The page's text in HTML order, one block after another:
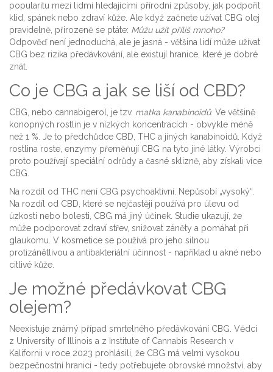
popularitu mezi lidmi hledajícími přírodní způsoby, jak podpořit
klid, spánek nebo zdraví kůže. Ale když začnete užívat CBG olej
pravidelně, přirozeně se ptáte: Můžu užít příliš mnoho?
Odpověď není jednoduchá, ale je jasná - většina lidí může užívat
CBG bez rizika předávkování, ale existují hranice, které je dobré
znát.
Co je CBG a jak se liší od CBD?
CBG, nebo cannabigerol, je tzv. matka kanabinoidů. Ve většině
konopných rostlin je v nízkých koncentracích - obvykle méně
než 1 %. Je to předchůdce CBD, THC a jiných kanabinoidů. Když
rostlina roste, enzymy přeměňují CBG na tyto jiné látky. Výrobci
proto používají speciální odrůdy a časné sklizně, aby získali více
CBG.
Na rozdíl od THC není CBG psychoaktivní. Nepůsobí „vysoký“.
Na rozdíl od CBD, které se nejčastěji používá pro úlevu od
úzkosti nebo bolesti, CBG má jiný účinek. Studie ukazují, že
může podporovat zdraví střev, snižovat záněty a pomáhat při
glaukomu. V kosmetice se používá pro jeho silnou
protizánětlivou a antibakteriální účinnost - například u akné nebo
citlivé kůže.
Je možné předávkovat CBG
olejem?
Neexistuje známý případ smrtelného předávkování CBG. Vědci
z University of Illinois a z Institute of Cannabis Research v
Kalifornii v roce 2023 prohlásili, že CBG má velmi vysokou
bezpečnostní hranici - tedy potřebujete obrovské množství, aby